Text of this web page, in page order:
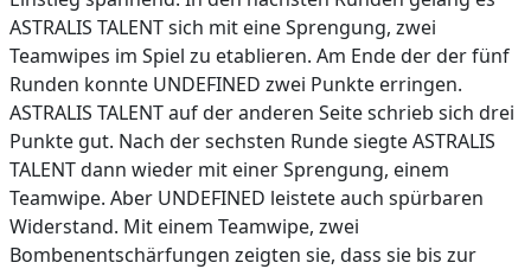
ASTRALIS TALENT sich mit eine Sprengung, zwei
Teamwipes im Spiel zu etablieren. Am Ende der der fünf
Runden konnte UNDEFINED zwei Punkte erringen.
ASTRALIS TALENT auf der anderen Seite schrieb sich drei
Punkte gut. Nach der sechsten Runde siegte ASTRALIS
TALENT dann wieder mit einer Sprengung, einem
Teamwipe. Aber UNDEFINED leistete auch spürbaren
Widerstand. Mit einem Teamwipe, zwei
Bombenentschärfungen zeigten sie, dass sie bis zur